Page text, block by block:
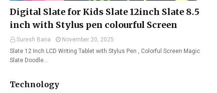
Digital Slate for Kids Slate 12inch Slate 8.5
inch with Stylus pen colourful Screen
Suresh Bana
November 20, 2025
Slate 12 Inch LCD Writing Tablet with Stylus Pen , Colorful Screen Magic
Slate Doodle…
Technology